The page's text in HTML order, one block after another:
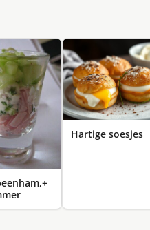
Hartige soesjes